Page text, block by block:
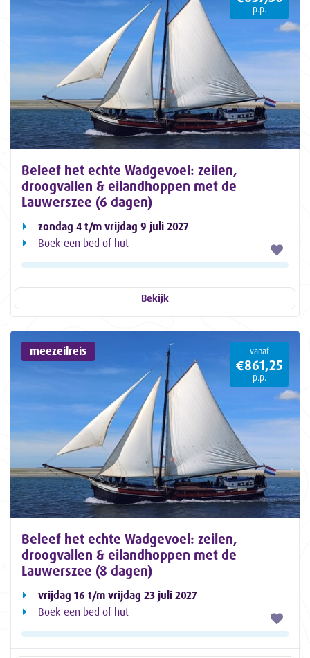
p.p.
Beleef het echte Wadgevoel: zeilen,
droogvallen & eilandhoppen met de
Lauwerszee (6 dagen)
zondag 4 t/m vrijdag 9 juli 2027
Boek een bed of hut
Bekijk
meezeilreis vanaf
€861,25
p.p.
Beleef het echte Wadgevoel: zeilen,
droogvallen & eilandhoppen met de
Lauwerszee (8 dagen)
vrijdag 16 t/m vrijdag 23 juli 2027
Boek een bed of hut